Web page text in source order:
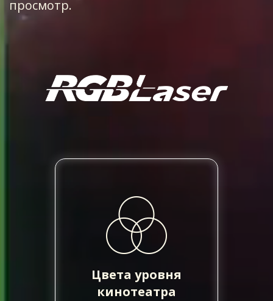
просмотр.
Цвета уровня
кинотеатра